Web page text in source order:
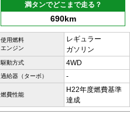
満タンでどこまで走る？
690km
使用燃料
エンジン
レギュラー
ガソリン
駆動方式 4WD
過給器（ターボ） -
燃費性能
H22年度燃費基準
達成